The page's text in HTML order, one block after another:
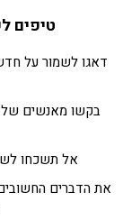
4
דאגו לשמור על
בקשו מאנשים
אל תשכחו
את הדברים